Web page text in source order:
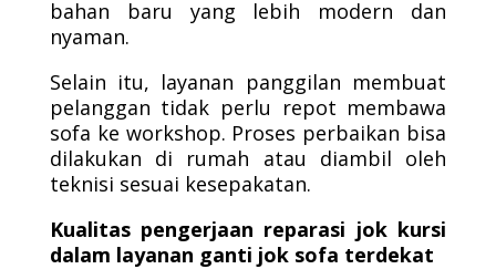
bahan baru yang lebih modern dan
nyaman.
Selain itu, layanan panggilan membuat
pelanggan tidak perlu repot membawa
sofa ke workshop. Proses perbaikan bisa
dilakukan di rumah atau diambil oleh
teknisi sesuai kesepakatan.
Kualitas pengerjaan reparasi jok kursi
dalam layanan ganti jok sofa terdekat